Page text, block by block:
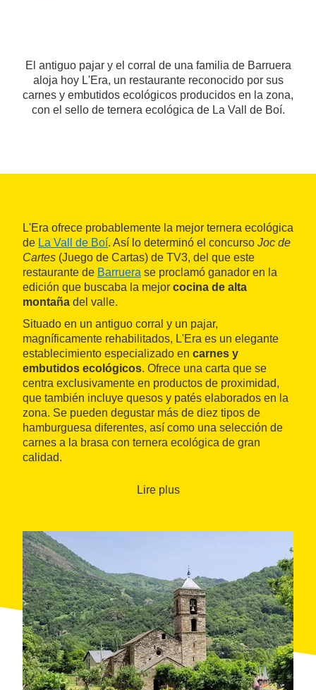
El antiguo pajar y el corral de una familia de Barruera
aloja hoy L'Era, un restaurante reconocido por sus
carnes y embutidos ecológicos producidos en la zona,
con el sello de ternera ecológica de La Vall de Boí.
L'Era ofrece probablemente la mejor ternera ecológica
de La Vall de Boí. Así lo determinó el concurso Joc de
Cartes (Juego de Cartas) de TV3, del que este
restaurante de Barruera se proclamó ganador en la
edición que buscaba la mejor cocina de alta
montaña del valle.
Situado en un antiguo corral y un pajar,
magníficamente rehabilitados, L'Era es un elegante
establecimiento especializado en carnes y
embutidos ecológicos. Ofrece una carta que se
centra exclusivamente en productos de proximidad,
que también incluye quesos y patés elaborados en la
zona. Se pueden degustar más de diez tipos de
hamburguesa diferentes, así como una selección de
carnes a la brasa con ternera ecológica de gran
calidad.
Lire plus